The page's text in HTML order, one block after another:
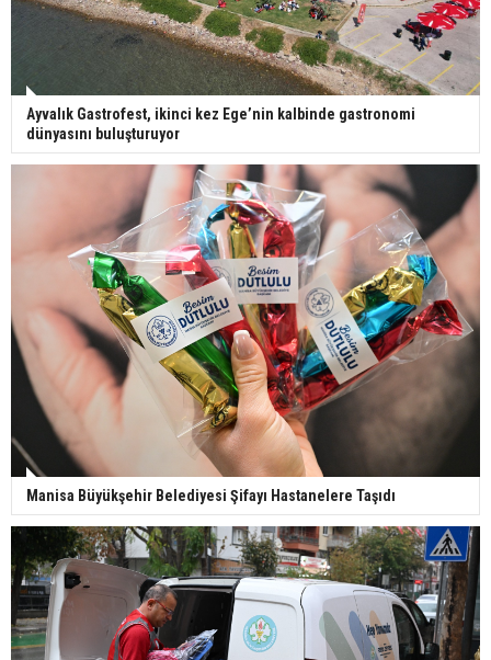
Ayvalık Gastrofest, ikinci kez Ege’nin kalbinde gastronomi
dünyasını buluşturuyor
Manisa Büyükşehir Belediyesi Şifayı Hastanelere Taşıdı